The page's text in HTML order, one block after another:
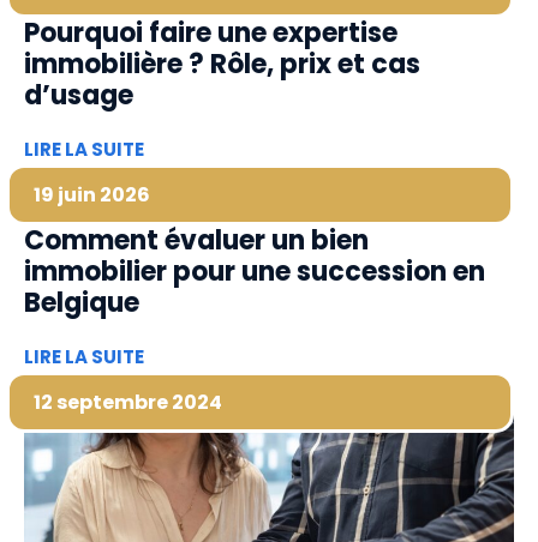
Pourquoi faire une expertise
immobilière ? Rôle, prix et cas
d’usage
LIRE LA SUITE
19 juin 2026
Comment évaluer un bien
immobilier pour une succession en
Belgique
LIRE LA SUITE
12 septembre 2024